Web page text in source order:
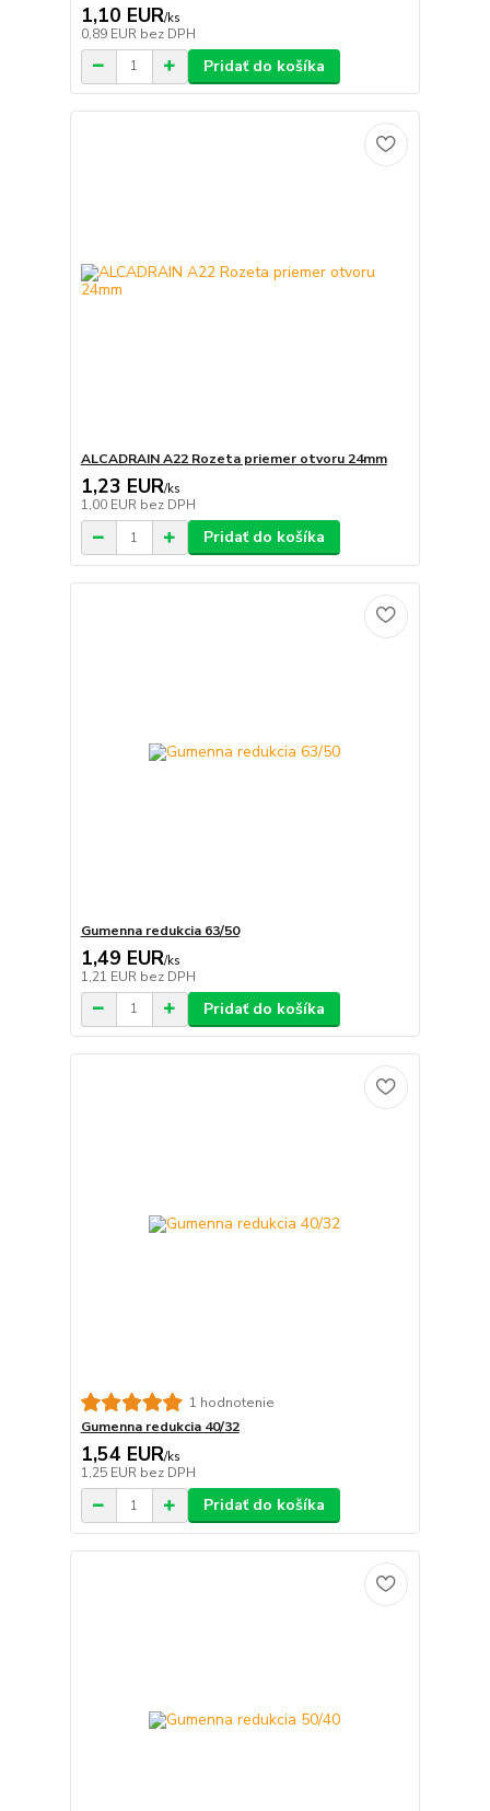
1,10 EUR/ks
0,89 EUR bez DPH
Pridať do košíka
ALCADRAIN A22 Rozeta priemer otvoru 24mm
1,23 EUR/ks
1,00 EUR bez DPH
Pridať do košíka
Gumenna redukcia 63/50
1,49 EUR/ks
1,21 EUR bez DPH
Pridať do košíka
1 hodnotenie
Gumenna redukcia 40/32
1,54 EUR/ks
1,25 EUR bez DPH
Pridať do košíka